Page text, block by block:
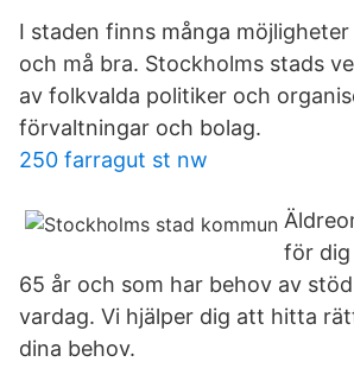
I staden finns många
och må bra. Stockholms stads
av folkvalda politiker och
förvaltningar och bolag.
250 farragut st nw
för
65 år och som har behov av
vardag. Vi hjälper dig att hitta
dina behov.